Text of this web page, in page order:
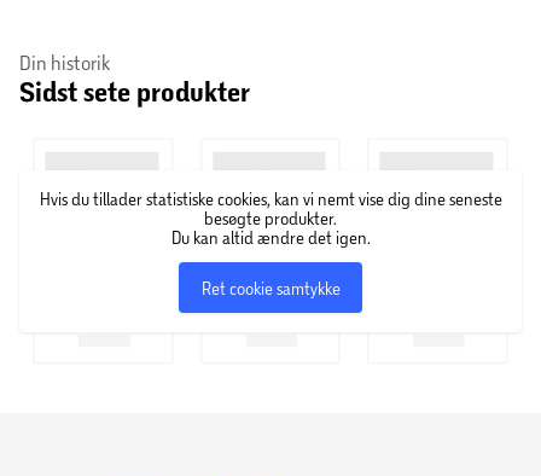
Din historik
Sidst sete produkter
Hvis du tillader statistiske cookies, kan vi nemt vise dig dine seneste
besøgte produkter.
Du kan altid ændre det igen.
Ret cookie samtykke